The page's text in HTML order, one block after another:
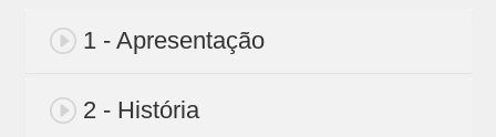
1 - Apresentação
2 - História